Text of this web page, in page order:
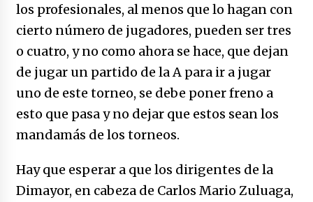
los profesionales, al menos que lo hagan con
cierto número de jugadores, pueden ser tres
o cuatro, y no como ahora se hace, que dejan
de jugar un partido de la A para ir a jugar
uno de este torneo, se debe poner freno a
esto que pasa y no dejar que estos sean los
mandamás de los torneos.
Hay que esperar a que los dirigentes de la
Dimayor, en cabeza de Carlos Mario Zuluaga,